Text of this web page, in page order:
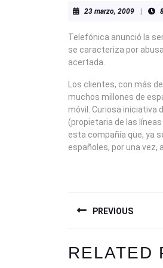
23 marzo, 200923
2009
Telefónica anunció la
se caracteriza por
acertada.
Los clientes, con más
muchos millones de
móvil. Curiosa iniciativa
(propietaria de las
esta compañía que, ya
españoles, por una vez,
DEPREVIOUS
post:
RELATED